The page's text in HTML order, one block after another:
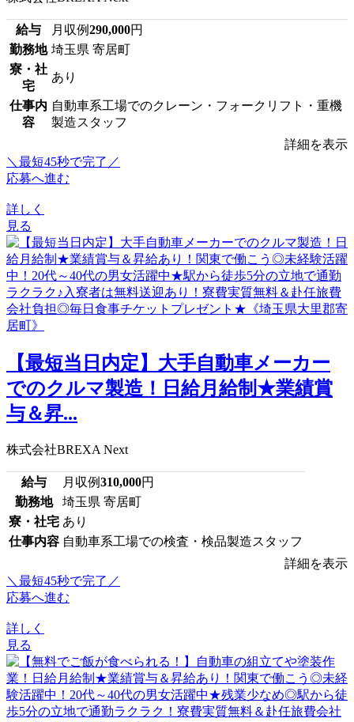
給与 月収例290,000円
勤務地 埼玉県 寄居町
寮・社
宅
あり
仕事内
容
自動車系工場でのクレーン・フォークリフト・重機
製造スタッフ
詳細を表示
＼最短45秒で完了／
応募へ進む
詳しく
見る
【最短当日内定】大手自動車メーカー
でのクルマ製造！日給月給制★業績賞
与＆昇...
株式会社BREXA Next
給与 月収例310,000円
勤務地
埼玉県 寄居町
寮・社宅 あり
仕事内容 自動車系工場での検査・検品製造スタッフ
詳細を表示
＼最短45秒で完了／
応募へ進む
詳しく
見る